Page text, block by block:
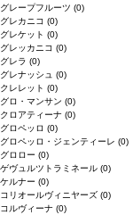
グレープフルーツ (0)
グレカニコ (0)
グレケット (0)
グレッカニコ (0)
グレラ (0)
グレナッシュ (0)
クレレット (0)
グロ・マンサン (0)
クロアティーナ (0)
グロペッロ (0)
グロペッロ・ジェンティーレ (0)
グロロー (0)
ゲヴュルツトラミネール (0)
ケルナー (0)
コリオールヴィニヤーズ (0)
コルヴィーナ (0)